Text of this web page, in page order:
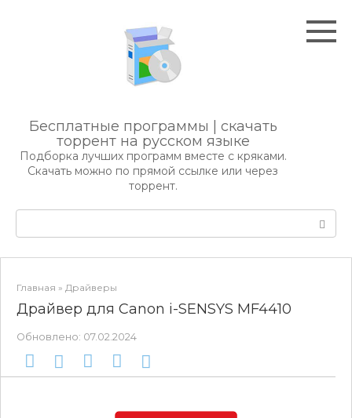
Бесплатные программы | скачать
торрент на русском языке
Подборка лучших программ вместе с кряками.
Скачать можно по прямой ссылке или через
торрент.
Главная » Драйверы
Драйвер для Canon i-SENSYS MF4410
Обновлено: 07.02.2024